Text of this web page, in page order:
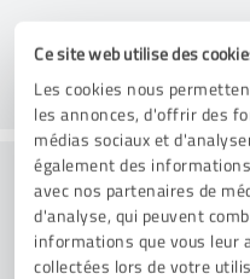
Ce site web utilise des
Les cookies nous
les annonces, d'offrir des
médias sociaux et
également des
avec nos partenaires de
d'analyse, qui peuvent
informations que vous leur
collectées lors de votre